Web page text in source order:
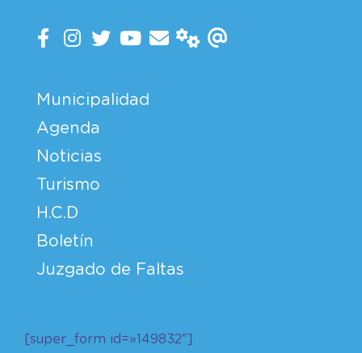
Municipalidad
Agenda
Noticias
Turismo
H.C.D
Boletín
Juzgado de Faltas
[super_form id=»149832″]